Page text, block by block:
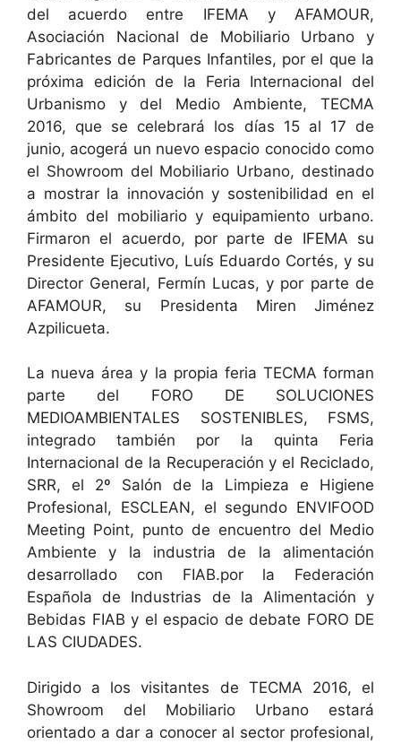
del acuerdo entre IFEMA y AFAMOUR,
Asociación Nacional de Mobiliario Urbano y
Fabricantes de Parques Infantiles, por el que la
próxima edición de la Feria Internacional del
Urbanismo y del Medio Ambiente, TECMA
2016, que se celebrará los días 15 al 17 de
junio, acogerá un nuevo espacio conocido como
el Showroom del Mobiliario Urbano, destinado
a mostrar la innovación y sostenibilidad en el
ámbito del mobiliario y equipamiento urbano.
Firmaron el acuerdo, por parte de IFEMA su
Presidente Ejecutivo, Luís Eduardo Cortés, y su
Director General, Fermín Lucas, y por parte de
AFAMOUR, su Presidenta Miren Jiménez
Azpilicueta.
La nueva área y la propia feria TECMA forman
parte del FORO DE SOLUCIONES
MEDIOAMBIENTALES SOSTENIBLES, FSMS,
integrado también por la quinta Feria
Internacional de la Recuperación y el Reciclado,
SRR, el 2º Salón de la Limpieza e Higiene
Profesional, ESCLEAN, el segundo ENVIFOOD
Meeting Point, punto de encuentro del Medio
Ambiente y la industria de la alimentación
desarrollado con FIAB.por la Federación
Española de Industrias de la Alimentación y
Bebidas FIAB y el espacio de debate FORO DE
LAS CIUDADES.
Dirigido a los visitantes de TECMA 2016, el
Showroom del Mobiliario Urbano estará
orientado a dar a conocer al sector profesional,